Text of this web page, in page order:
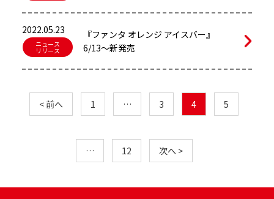
2022.05.23
ニュース
リリース
『ファンタ オレンジ アイスバー』
6/13～新発売
< 前へ 1 … 3 4 5
… 12 次へ >